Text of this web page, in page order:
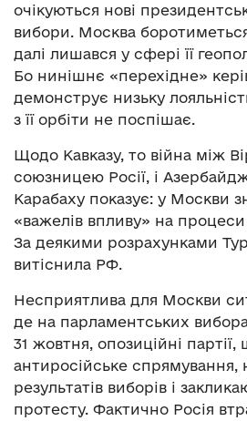
очікуються нові
вибори. Москва
далі лишався у сфері її
Бо нинішнє «перехідне»
демонструє низьку
з її орбіти не поспішає.
Щодо Кавказу, то війна між
союзницею Росії, і
Карабаху показує: у Москви
«важелів впливу» на процеси
За деякими розрахунками
витіснила РФ.
Несприятлива для Москви
де на парламентських
31 жовтня, опозиційні
антиросійське спрямування,
результатів виборів і
протесту. Фактично Росія